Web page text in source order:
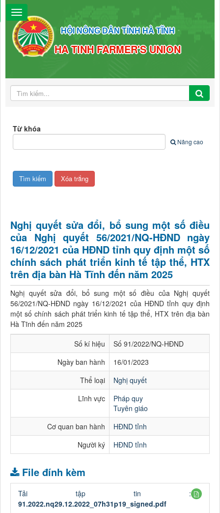
HỘI NÔNG DÂN TỈNH HÀ TĨNH
HA TINH FARMER'S UNION
Từ khóa
Nâng cao
Nghị quyết sửa đổi, bổ sung một số điều
của Nghị quyết 56/2021/NQ-HĐND ngày
16/12/2021 của HĐND tỉnh quy định một số
chính sách phát triển kinh tế tập thể, HTX
trên địa bàn Hà Tĩnh đến năm 2025
Nghị quyết sửa đổi, bổ sung một số điều của Nghị quyết
56/2021/NQ-HĐND ngày 16/12/2021 của HĐND tỉnh quy định
một số chính sách phát triển kinh tế tập thể, HTX trên địa bàn
Hà Tĩnh đến năm 2025
Số kí hiệu
Số 91/2022/NQ-HĐND
Ngày ban hành
16/01/2023
Thể loại
Nghị quyết
Lĩnh vực
Pháp quy
Tuyên giáo
Cơ quan ban hành
HĐND tỉnh
Người ký
HĐND tỉnh
File đính kèm
Tải tập tin :
91.2022.nq29.12.2022_07h31p19_signed.pdf